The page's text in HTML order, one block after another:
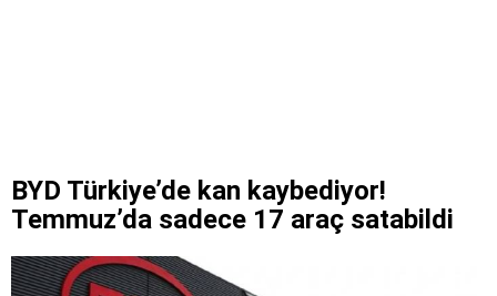
BYD Türkiye’de kan kaybediyor!
Temmuz’da sadece 17 araç satabildi